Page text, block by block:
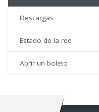
Descargas
Estado de la red
Abrir un boleto